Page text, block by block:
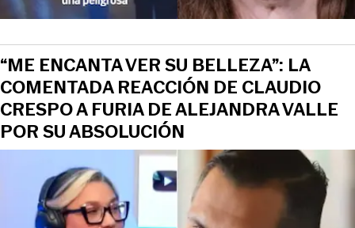
“ME ENCANTA VER SU BELLEZA”: LA
COMENTADA REACCIÓN DE CLAUDIO
CRESPO A FURIA DE ALEJANDRA VALLE
POR SU ABSOLUCIÓN